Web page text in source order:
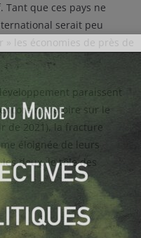
que ces pays ne
serait peu
» les économies de près de
paraissent
moratoire sur le
de 2021), la fracture
éloignée de leurs
deux, le rôle des